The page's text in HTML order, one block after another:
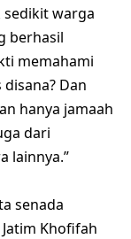
sedikit warga
berhasil
memahami
Dan
hanya jamaah
dari
lainnya.”
senada
Khofifah